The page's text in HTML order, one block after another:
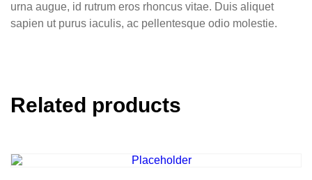
urna augue, id rutrum eros rhoncus vitae. Duis aliquet
sapien ut purus iaculis, ac pellentesque odio molestie.
Related products